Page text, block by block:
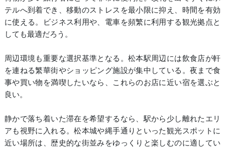
テルへ到着でき、移動のストレスを最小限に抑え、時間を有効
に使える。ビジネス利用や、電車を頻繁に利用する観光拠点と
しても最適だろう。
周辺環境も重要な選択基準となる。松本駅周辺には飲食店が軒
を連ねる繁華街やショッピング施設が集中している。夜まで食
事や買い物を満喫したいなら、これらのお店に近い宿を選ぶと
良い。
静かで落ち着いた滞在を希望するなら、駅から少し離れたエリ
アも視野に入れる。松本城や縄手通りといった観光スポットに
近い場所は、歴史的な街並みをゆっくりと楽しむのに適してい